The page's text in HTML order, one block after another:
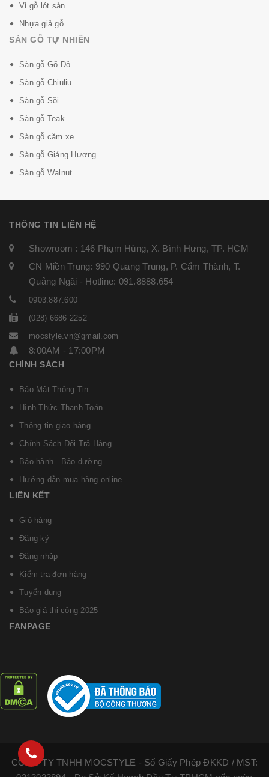
- Chống tĩnh điện bề mặt sản phẩm. Sản phẩm đạt tiêu
chuẩn LEED
Vỉ gỗ lót sàn
Nhựa giả gỗ
SÀN GỖ TỰ NHIÊN
Sàn gỗ Gõ Đỏ
Sàn gỗ Chiuliu
Sàn gỗ Sồi
Sàn gỗ Teak
Sàn gỗ căm xe
Sàn gỗ Giáng Hương
Sàn gỗ Walnut
THÔNG TIN LIÊN HỆ
Showroom : 146 Phạm Hùng, X. Bình Hưng, TP. HCM
CN Miền Trung: 990 Quang Trung, P. Cẩm Thành, T.
Quảng Ngãi - Hotline: 091.8888.654
0903.887.600
(028) 6686 2252
mocstyle.vn@gmail.com
8:00AM - 17:00PM
CHÍNH SÁCH
Bảo Mật Thông Tin
Hình Thức Thanh Toán
Thông tin giao hàng
Chính Sách Đổi Trả Hàng
Bảo hành - Bảo dưỡng
Hướng dẫn mua hàng online
LIÊN KẾT
Giỏ hàng
Đăng ký
Đăng nhập
Kiểm tra đơn hàng
Tuyển dụng
Báo giá thi công 2025
FANPAGE
CÔNG TY TNHH MOCSTYLE - Số Giấy Phép ĐKKD / MST: